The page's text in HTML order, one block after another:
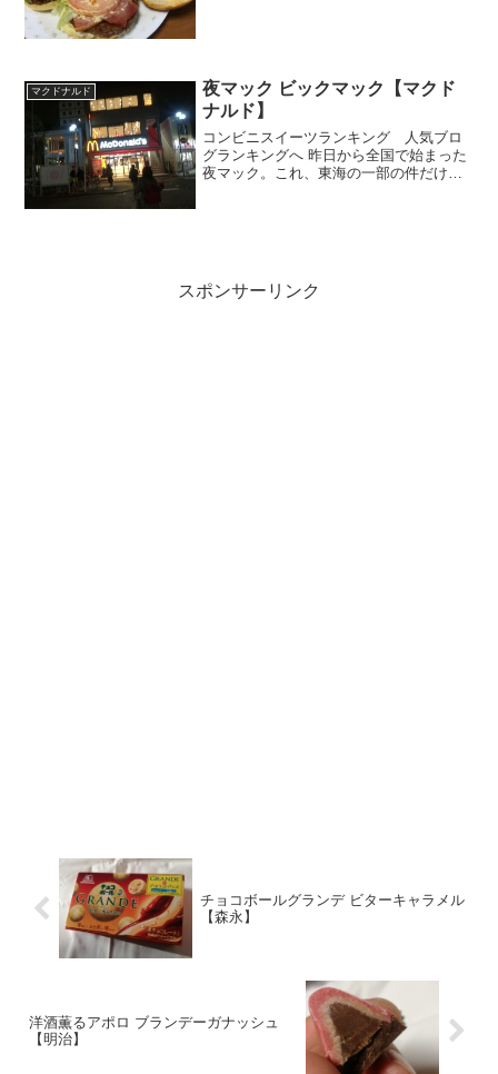
マクドナルド
夜マック ビックマック【マクド
ナルド】
コンビニスイーツランキング 人気ブロ
グランキングへ 昨日から全国で始まった
夜マック。これ、東海の一部の件だけあ
スポンサーリンク
チョコボールグランデ ビターキャラメル
【森永】
洋酒薫るアポロ ブランデーガナッシュ
【明治】